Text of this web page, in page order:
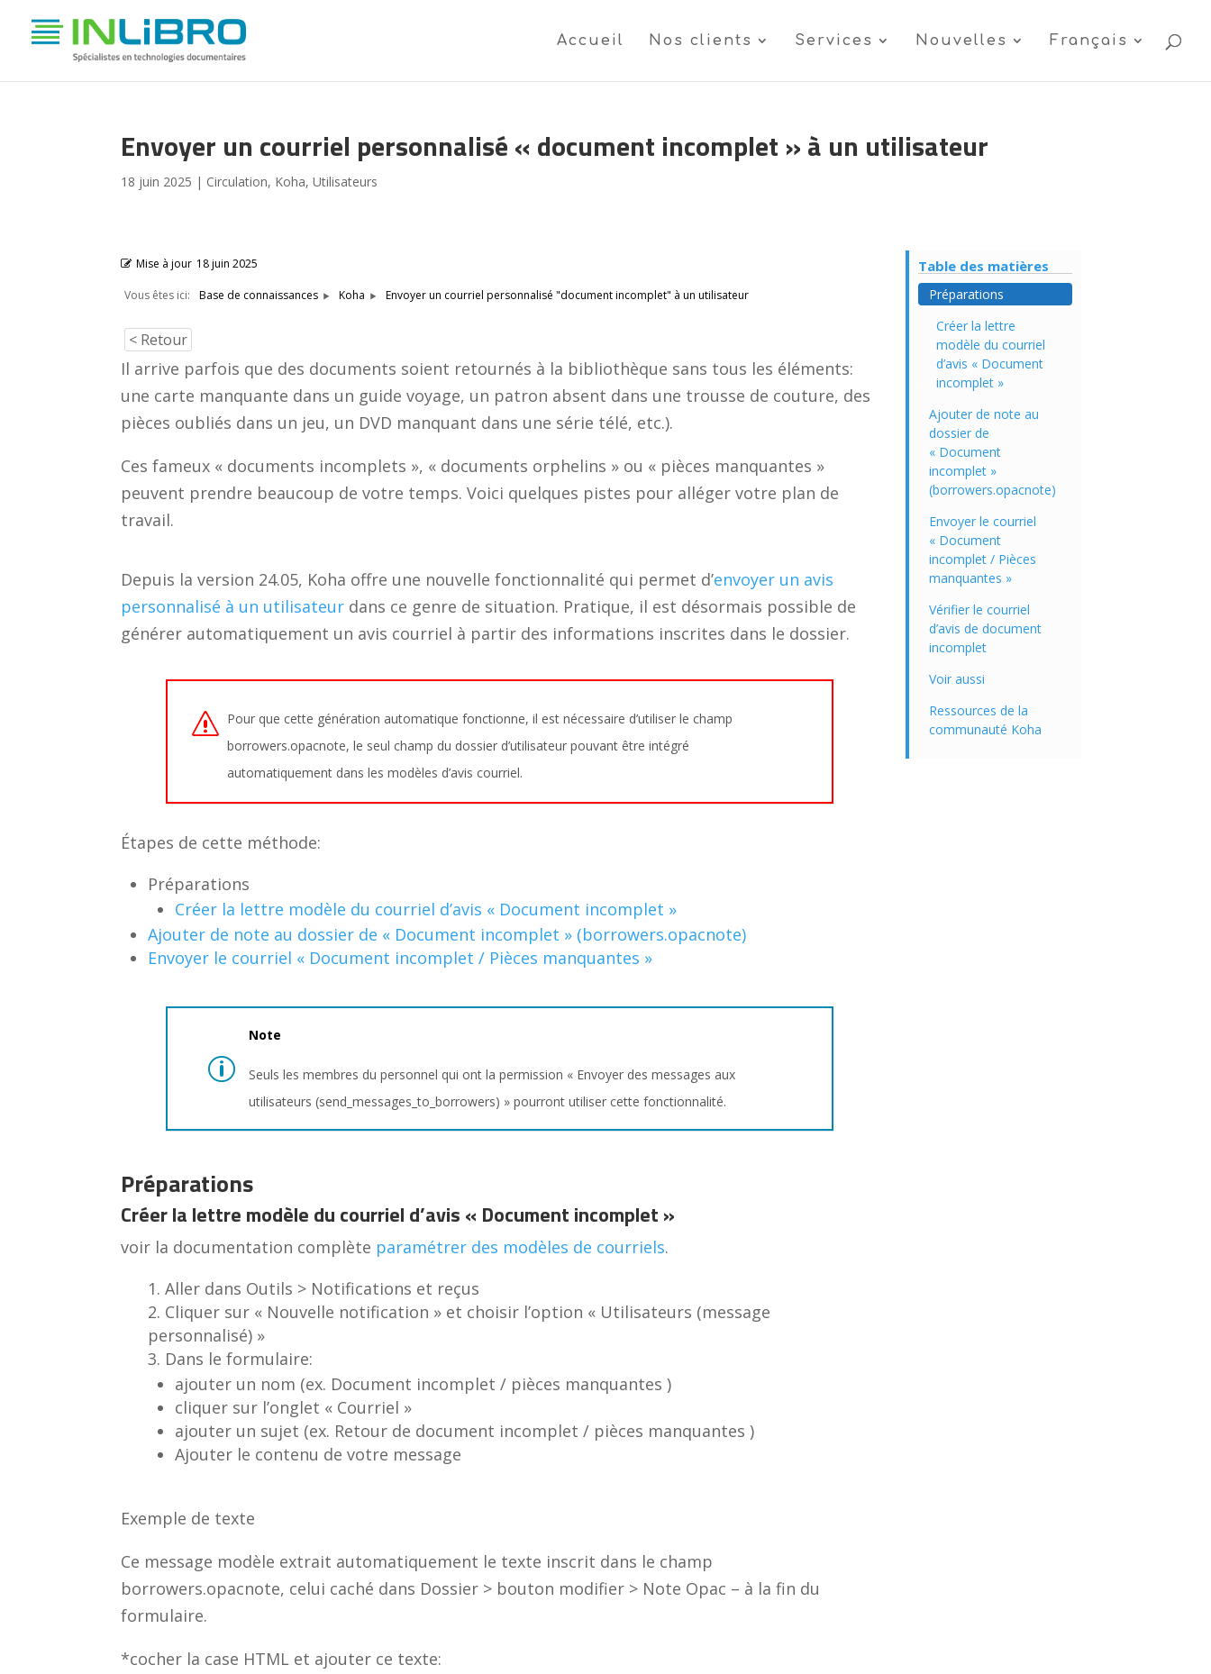
Accueil Nos clients Services Nouvelles Français
Envoyer un courriel personnalisé « document incomplet » à un utilisateur
18 juin 2025 | Circulation, Koha,Utilisateurs
Mise à jour 18 juin 2025
Vous êtes ici: Base de connaissances Koha Envoyer un courriel personnalisé "document incomplet" à un utilisateur
< Retour
Il arrive parfois que des documents soient retournés à la bibliothèque sans tous les éléments:
une carte manquante dans un guide voyage, un patron absent dans une trousse de couture, des
pièces oubliés dans un jeu, un DVD manquant dans une série télé, etc.).
Ces fameux « documents incomplets », « documents orphelins » ou « pièces manquantes »
peuvent prendre beaucoup de votre temps. Voici quelques pistes pour alléger votre plan de
travail.
Depuis la version 24.05, Koha offre une nouvelle fonctionnalité qui permet d’envoyer un avis
personnalisé à un utilisateur dans ce genre de situation. Pratique, il est désormais possible de
générer automatiquement un avis courriel à partir des informations inscrites dans le dossier.
Pour que cette génération automatique fonctionne, il est nécessaire d’utiliser le champ
borrowers.opacnote, le seul champ du dossier d’utilisateur pouvant être intégré
automatiquement dans les modèles d’avis courriel.
Étapes de cette méthode:
Préparations
Créer la lettre modèle du courriel d’avis « Document incomplet »
Ajouter de note au dossier de « Document incomplet » (borrowers.opacnote)
Envoyer le courriel « Document incomplet / Pièces manquantes »
Note
Seuls les membres du personnel qui ont la permission « Envoyer des messages aux
utilisateurs (send_messages_to_borrowers) » pourront utiliser cette fonctionnalité.
Préparations
Créer la lettre modèle du courriel d’avis « Document incomplet »
voir la documentation complète paramétrer des modèles de courriels.
Aller dans Outils > Notifications et reçus
Cliquer sur « Nouvelle notification » et choisir l’option « Utilisateurs (message
personnalisé) »
Dans le formulaire:
ajouter un nom (ex. Document incomplet / pièces manquantes )
cliquer sur l’onglet « Courriel »
ajouter un sujet (ex. Retour de document incomplet / pièces manquantes )
Ajouter le contenu de votre message
Exemple de texte
Ce message modèle extrait automatiquement le texte inscrit dans le champ
borrowers.opacnote, celui caché dans Dossier > bouton modifier > Note Opac – à la fin du
formulaire.
*cocher la case HTML et ajouter ce texte:
Table des matières
Préparations
Créer la lettre
modèle du courriel
d’avis « Document
incomplet »
Ajouter de note au
dossier de
« Document
incomplet »
(borrowers.opacnote)
Envoyer le courriel
« Document
incomplet / Pièces
manquantes »
Vérifier le courriel
d’avis de document
incomplet
Voir aussi
Ressources de la
communauté Koha